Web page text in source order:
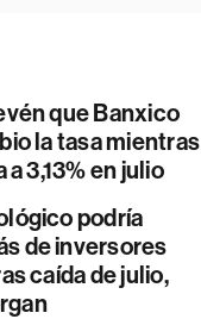
que Banxico
la tasa mientras
3,13% en julio
podría
de inversores
caída de julio,